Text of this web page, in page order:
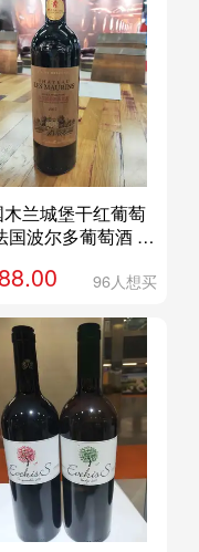
兰城堡干红葡萄
国波尔多葡萄酒 法
96人想买